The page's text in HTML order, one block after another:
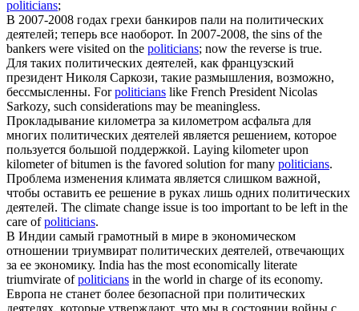
politicians;
В 2007-2008 годах грехи банкиров пали на политических
деятелей; теперь все наоборот. In 2007-2008, the sins of the
bankers were visited on the politicians; now the reverse is true.
Для таких политических деятелей, как французский
президент Николя Саркози, такие размышления, возможно,
бессмысленны. Forpoliticians like French President Nicolas
Sarkozy, such considerations may be meaningless.
Прокладывание километра за километром асфальта для
многих политических деятелей является решением, которое
пользуется большой поддержкой. Laying kilometer upon
kilometer of bitumen is the favored solution for many politicians.
Проблема изменения климата является слишком важной,
чтобы оставить ее решение в руках лишь одних политических
деятелей. The climate change issue is too important to be left in the
care ofpoliticians.
В Индии самый грамотный в мире в экономическом
отношении триумвират политических деятелей, отвечающих
за ее экономику. India has the most economically literate
triumvirate ofpoliticians in the world in charge of its economy.
Европа не станет более безопасной при политических